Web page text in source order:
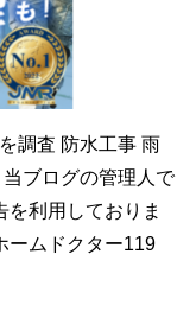
調査 防水工事 雨
ブログの管理人で
利用しておりま
ームドクター119